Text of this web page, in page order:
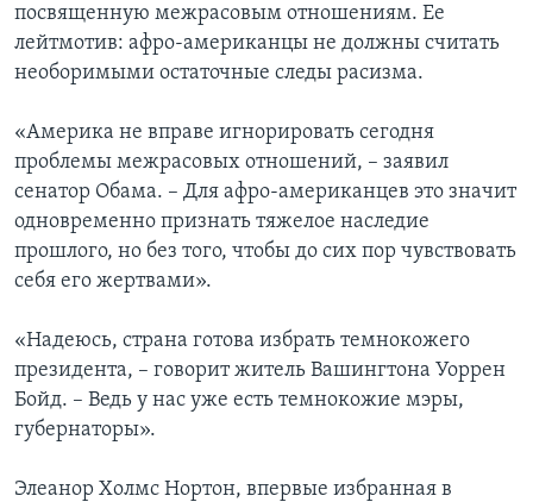
посвященную межрасовым отношениям. Ее
лейтмотив: афро-американцы не должны считать
необоримыми остаточные следы расизма.
«Америка не вправе игнорировать сегодня
проблемы межрасовых отношений, – заявил
сенатор Обама. – Для афро-американцев это значит
одновременно признать тяжелое наследие
прошлого, но без того, чтобы до сих пор чувствовать
себя его жертвами».
«Надеюсь, страна готова избрать темнокожего
президента, – говорит житель Вашингтона Уоррен
Бойд. – Ведь у нас уже есть темнокожие мэры,
губернаторы».
Элеанор Холмс Нортон, впервые избранная в